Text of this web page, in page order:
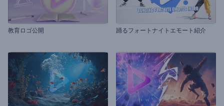
教育ロゴ公開 踊るフォートナイトエモート紹介